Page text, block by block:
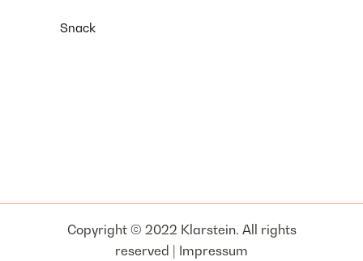
Snack
Copyright © 2022 Klarstein. All rights
reserved | Impressum